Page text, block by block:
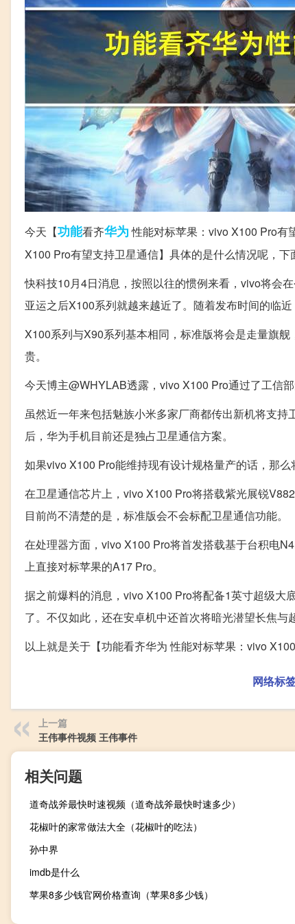
今天【功能看齐华为性能对标苹果：vivo X100 Pro有
X100 Pro有望支持卫星通信】具体的是什么情况呢，
快科技10月4日消息，按照以往的惯例来看，vivo将会
亚运之后X100系列就越来越近了。随着发布时间的临
X100系列与X90系列基本相同，标准版将会是走量旗
贵。
今天博主@WHYLAB透露，vivo X100 Pro通过了工信
虽然近一年来包括魅族小米多家厂商都传出新机将支
后，华为手机目前还是独占卫星通信方案。
如果vivo X100 Pro能维持现有设计规格量产的话，那么
在卫星通信芯片上，vivo X100 Pro将搭载紫光展锐
目前尚不清楚的是，标准版会不会标配卫星通信功能。
在处理器方面，vivo X100 Pro将首发搭载基于台积电
上直接对标苹果的A17 Pro。
据之前爆料的消息，vivo X100 Pro将配备1英寸超级大
了。不仅如此，还在安卓机中还首次将暗光潜望长焦与
以上就是关于【功能看齐华为 性能对标苹果：vivo
网络标
上一篇
王伟事件视频 王伟事件
相关问题
道奇战斧最快时速视频（道奇战斧最快时速多少）
花椒叶的家常做法大全（花椒叶的吃法）
孙中界
imdb是什么
苹果8多少钱官网价格查询（苹果8多少钱）